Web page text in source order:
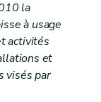
la
à usage
activités
et
visés par